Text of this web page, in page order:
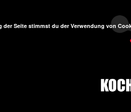
der Seite stimmst du der Verwendung von